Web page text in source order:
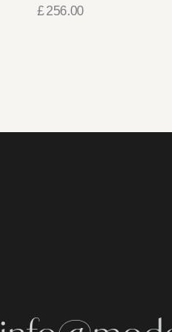
£256.00